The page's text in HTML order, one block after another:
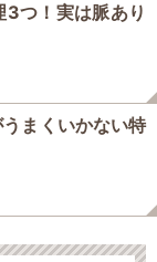
つ！実は脈あり
うまくいかない特